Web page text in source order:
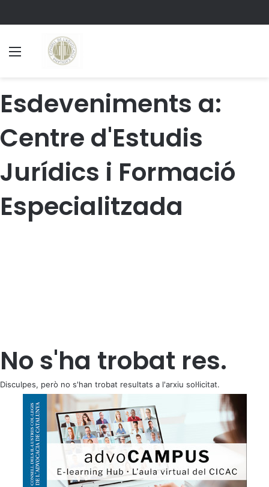
Esdeveniments a:
Centre d'Estudis
Jurídics i Formació
Especialitzada
No s'ha trobat res.
Disculpes, però no s'han trobat resultats a l'arxiu sol·licitat.